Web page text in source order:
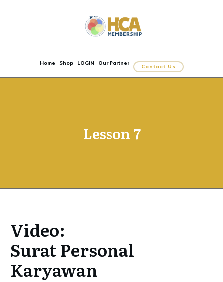
Home Shop LOGIN Our Partner
Contact Us
Lesson 7
Video:
Surat Personal
Karyawan